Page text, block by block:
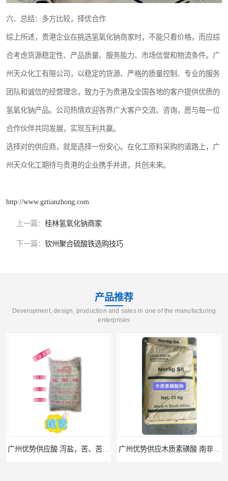
六、总结：多方比较，择优合作
综上所述，贵港企业在挑选氢氧化钠商家时，不能只看价格，而应综
合考虑货源稳定性、产品质量、服务能力、市场信誉和物流条件。广
州天众化工有限公司，以稳定的货源、严格的质量控制、专业的服务
团队和诚信的经营理念，致力于为贵港及全国各地的客户提供优质的
氢氧化钠产品。公司热情欢迎各界广大客户交流、咨询，愿与每一位
合作伙伴共同发展，实现互利共赢。
选择对的供应商，就是选择一份安心。在化工原料采购的道路上，广
州天众化工期待与贵港的企业携手并进，共创未来。
http://www.gztianzhong.com
上一篇： 桂林氢氧化钠商家
下一篇： 钦州聚合硫酸铁选购技巧
产品推荐
Development, design, production and sales in one of the manufacturing
enterprises
广州供应聚 工业聚 低价净水剂